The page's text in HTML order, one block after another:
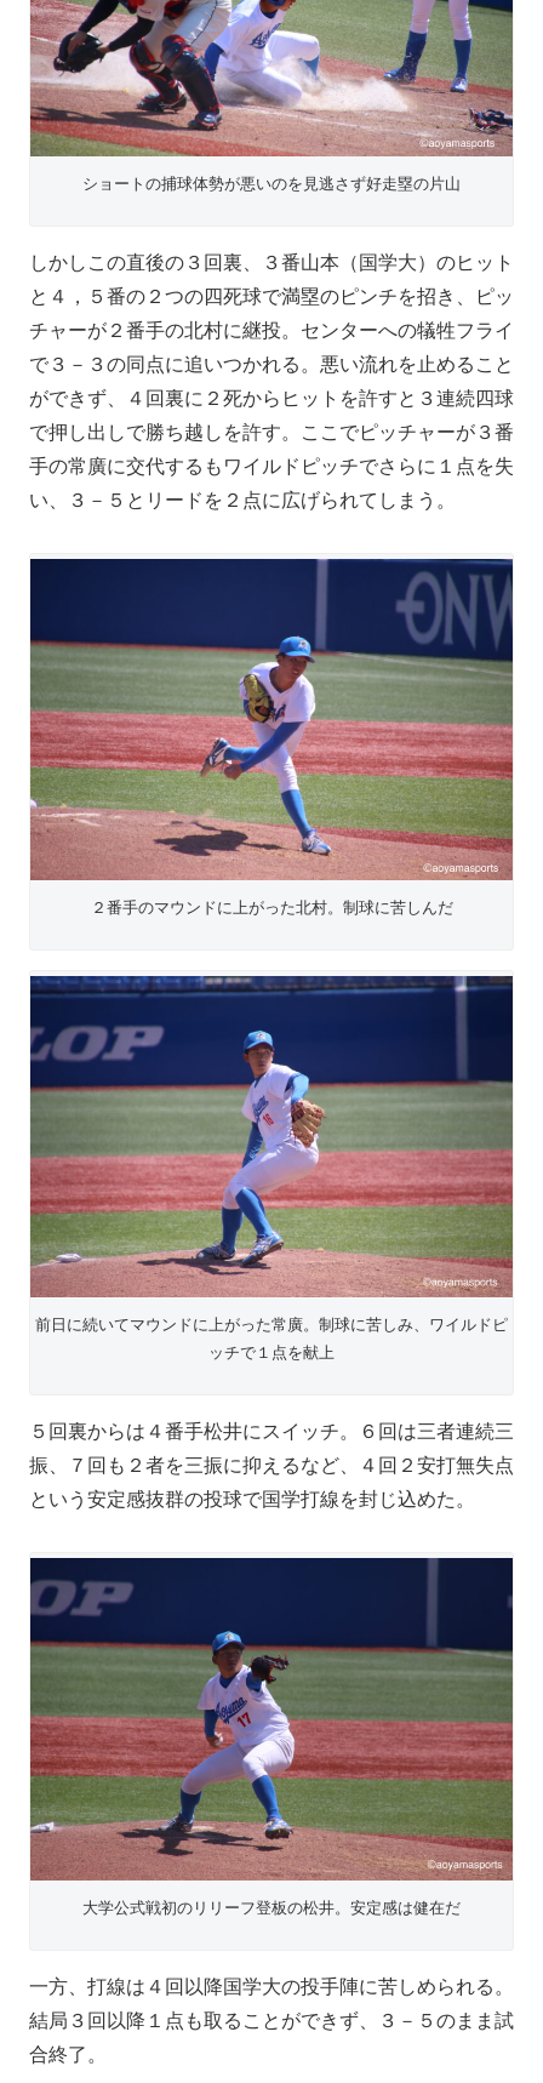
ショートの捕球体勢が悪いのを見逃さず好走塁の片山
しかしこの直後の３回裏、３番山本（国学大）のヒット
と４，５番の２つの四死球で満塁のピンチを招き、ピッ
チャーが２番手の北村に継投。センターへの犠牲フライ
で３－３の同点に追いつかれる。悪い流れを止めること
ができず、４回裏に２死からヒットを許すと３連続四球
で押し出しで勝ち越しを許す。ここでピッチャーが３番
手の常廣に交代するもワイルドピッチでさらに１点を失
い、３－５とリードを２点に広げられてしまう。
２番手のマウンドに上がった北村。制球に苦しんだ
前日に続いてマウンドに上がった常廣。制球に苦しみ、ワイルドピ
ッチで１点を献上
５回裏からは４番手松井にスイッチ。６回は三者連続三
振、７回も２者を三振に抑えるなど、４回２安打無失点
という安定感抜群の投球で国学打線を封じ込めた。
大学公式戦初のリリーフ登板の松井。安定感は健在だ
一方、打線は４回以降国学大の投手陣に苦しめられる。
結局３回以降１点も取ることができず、３－５のまま試
合終了。